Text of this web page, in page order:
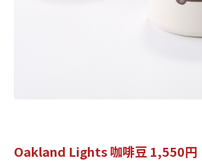
Oakland Lights 咖啡豆 1,550円